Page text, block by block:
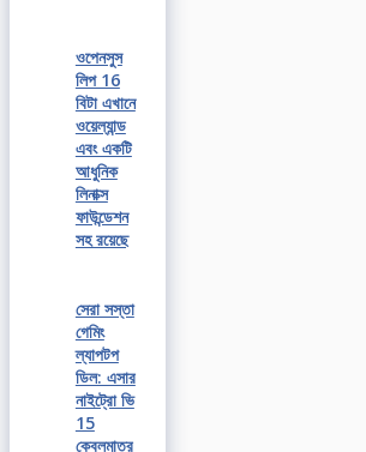
ওপেনসুস
লিপ 16
বিটা এখানে
ওয়েল্যান্ড
এবং একটি
আধুনিক
লিনাক্স
ফাউন্ডেশন
সহ রয়েছে
সেরা সস্তা
গেমিং
ল্যাপটপ
ডিল: এসার
নাইট্রো ভি
15
কেবলমাত্র